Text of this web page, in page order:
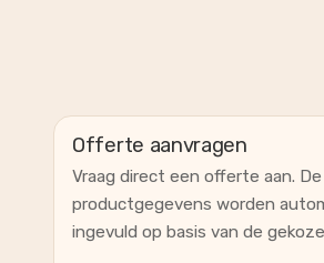
Offerte aanvragen
Vraag direct een offerte aan. De
productgegevens worden
ingevuld op basis van de